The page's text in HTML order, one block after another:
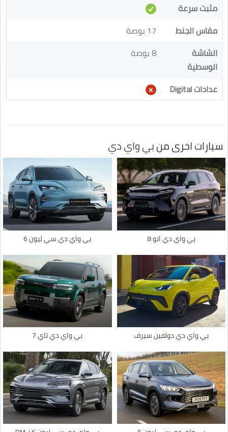
مثبت سرعة
مقاس الجنط
17 بوصة
الشاشة
الوسطية
8 بوصة
عدادات Digital
سيارات اخرى منبي واي دي
بي واي دي اتو 8 بي واي دي سي ليون 6
بي واي دي دولفين سيرف بي واي دي تاي 7